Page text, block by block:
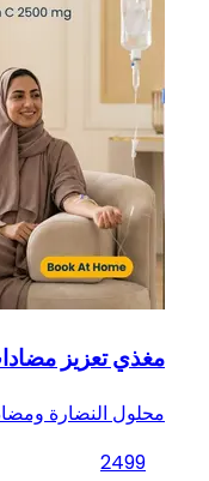
مغذي تعزيز
محلول النضارة
2499